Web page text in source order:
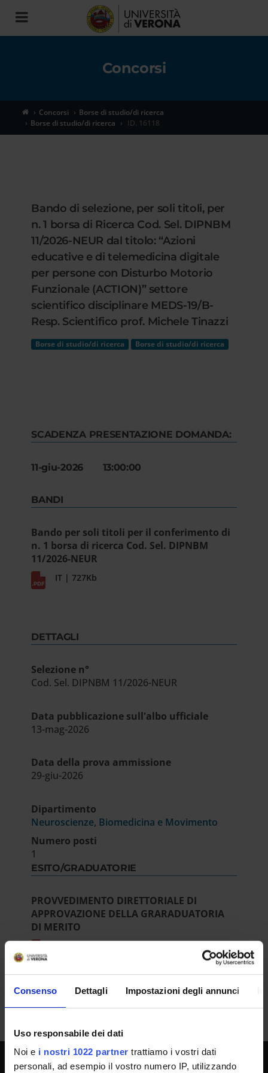
Consenso Dettagli Impostazioni degli annunci
Uso responsabile dei dati
Noi e i nostri 1022 partner trattiamo i vostri dati
personali, ad esempio il vostro numero IP, utilizzando
Toggle
navigation
Concorsi
Concorsi
Borse di studio/di ricerca
Borse di studio/di ricerca
ID. 16118
Bando di selezione, per soli titoli, per
n. 1 borsa di Ricerca Cod. Sel. DIPNBM
11/2026-NEUR dal titolo: “Azioni
educative e di telemedicina digitale
per persone con Disturbo Motorio
Funzionale (ACTION)” settore
scientifico disciplinare MEDS-19/B-
Resp. Scientifico prof. Michele Tinazzi
Borse di studio/di ricerca Borse di studio/di ricerca
SCADENZA PRESENTAZIONE DOMANDA:
11-giu-2026 13:00:00
BANDI
Bando per soli titoli per il conferimento di
n. 1 borsa di ricerca Cod. Sel. DIPNBM
11/2026-NEUR
IT | 727Kb
DETTAGLI
Selezione n°
Cod. Sel. DIPNBM 11/2026-NEUR
Data pubblicazione sull'albo ufficiale
13-mag-2026
Data della prova ammissione
29-giu-2026
Dipartimento
Neuroscienze, Biomedicina e Movimento
Numero posti
1
ESITO/GRADUATORIE
PROVVEDIMENTO DIRETTORIALE DI
APPROVAZIONE DELLA GRARADUATORIA
DI MERITO